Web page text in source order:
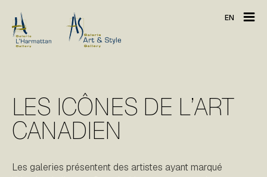
EN
LES ICÔNES DE L’ART
CANADIEN
Les galeries présentent des artistes ayant marqué